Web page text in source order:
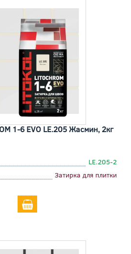
1-6 EVO LE.205 Жасмин, 2кг
LE.205-2
Затирка для плитки